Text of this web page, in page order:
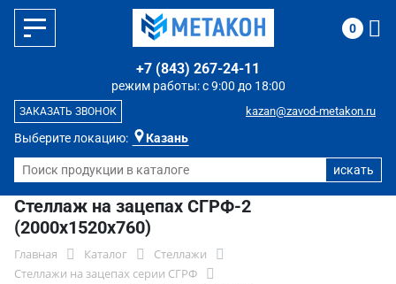
Выберите локацию: Казань
режим работы: с 9:00 до 18:00
+7 (843) 267-24-11
kazan@zavod-metakon.ru
ЗАКАЗАТЬ ЗВОНОК
0
Стеллаж на зацепах СГРФ-2
(2000x1520x760)
Главная Каталог
Стеллажи
Стеллажи на зацепах серии СГРФ